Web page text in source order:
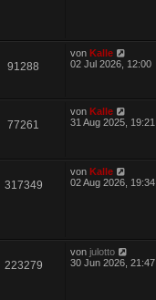
91288
vonKalle
02 Jul 2026, 12:00
77261
vonKalle
31 Aug 2025, 19:21
317349
vonKalle
02 Aug 2026, 19:34
223279
vonjulotto
30 Jun 2026, 21:47